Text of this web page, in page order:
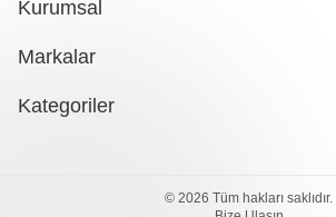
Kurumsal
Markalar
Kategoriler
© 2026 Tüm hakları saklıdır.